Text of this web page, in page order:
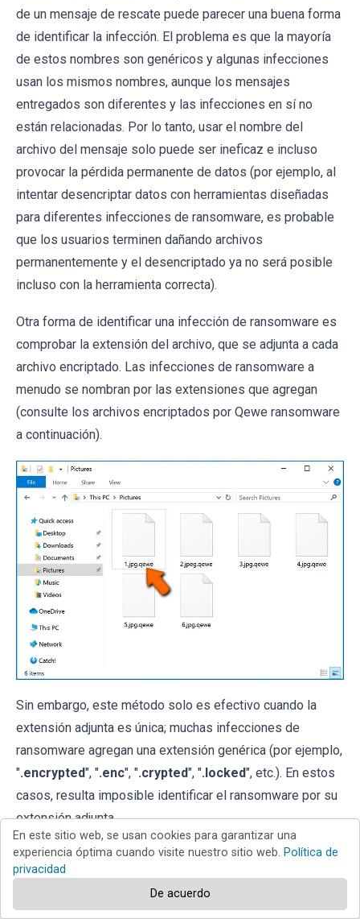
de un mensaje de rescate puede parecer una buena forma
de identificar la infección. El problema es que la mayoría
de estos nombres son genéricos y algunas infecciones
usan los mismos nombres, aunque los mensajes
entregados son diferentes y las infecciones en sí no
están relacionadas. Por lo tanto, usar el nombre del
archivo del mensaje solo puede ser ineficaz e incluso
provocar la pérdida permanente de datos (por ejemplo, al
intentar desencriptar datos con herramientas diseñadas
para diferentes infecciones de ransomware, es probable
que los usuarios terminen dañando archivos
permanentemente y el desencriptado ya no será posible
incluso con la herramienta correcta).
Otra forma de identificar una infección de ransomware es
comprobar la extensión del archivo, que se adjunta a cada
archivo encriptado. Las infecciones de ransomware a
menudo se nombran por las extensiones que agregan
(consulte los archivos encriptados por Qewe ransomware
a continuación).
Sin embargo, este método solo es efectivo cuando la
extensión adjunta es única; muchas infecciones de
ransomware agregan una extensión genérica (por ejemplo,
".encrypted", ".enc", ".crypted", ".locked", etc.). En estos
casos, resulta imposible identificar el ransomware por su
extensión adjunta.
Una de las formas más fáciles y rápidas de identificar una
infección de ransomware es utilizar elsitio web ID
. Este servicio es compatible con la mayoría
En este sitio web, se usan cookies para garantizar una
experiencia óptima cuando visite nuestro sitio web. Política de
privacidad
De acuerdo